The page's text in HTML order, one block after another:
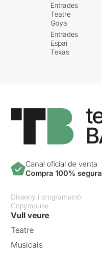
Entrades
Teatre
Goya
Entrades
Espai
Texas
Canal oficial de venta
Compra 100% segura
Disseny i programació:
Copymouse
Vull veure
Teatre
Musicals